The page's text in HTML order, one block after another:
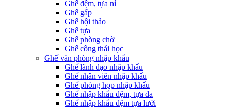
Ghế đệm, tựa nỉ
Ghế gấp
Ghế hội thảo
Ghế tựa
Ghế phòng chờ
Ghế công thái học
Ghế văn phòng nhập khẩu
Ghế lãnh đạo nhập khẩu
Ghế nhân viên nhập khẩu
Ghế phòng họp nhập khẩu
Ghế nhập khẩu đệm, tựa da
Ghế nhập khẩu đệm tựa lưới